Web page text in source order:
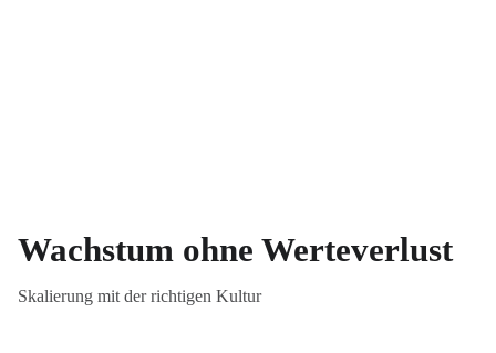
Wachstum ohne Werteverlust
Skalierung mit der richtigen Kultur